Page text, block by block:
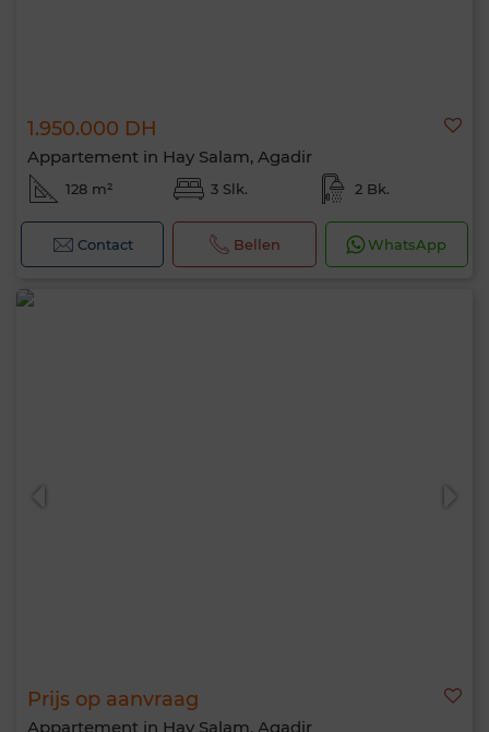
1.950.000 DH
Appartement in Hay Salam, Agadir
128 m² 3 Slk. 2 Bk.
Contact Bellen WhatsApp
Prijs op aanvraag
Appartement in Hay Salam, Agadir